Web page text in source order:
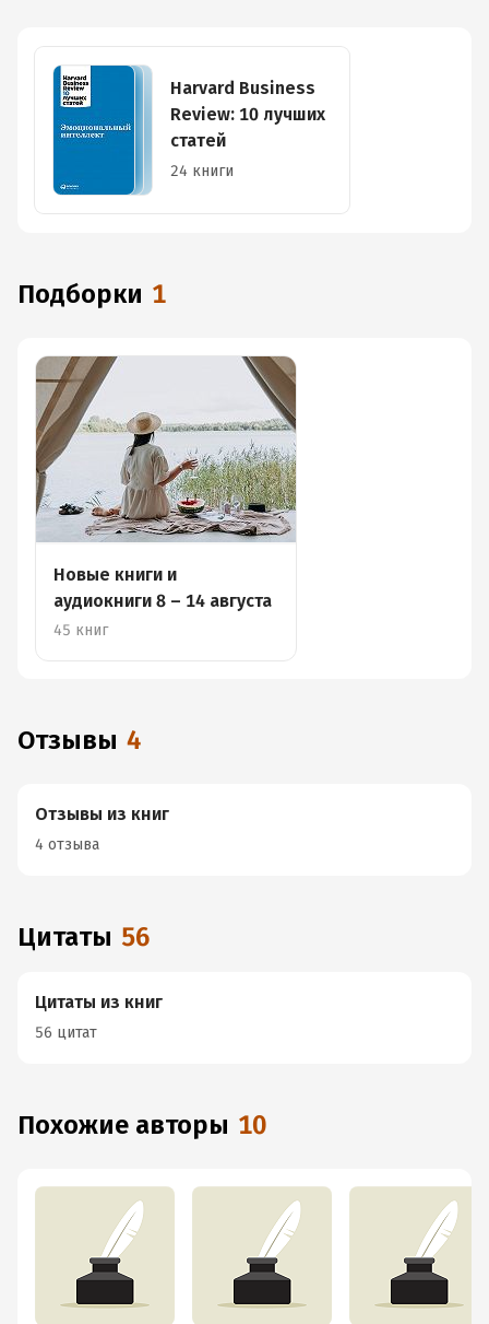
Harvard Business
Review: 10 лучших
статей
24 книги
Подборки 1
Новые книги и
аудиокниги 8 – 14 августа
45 книг
Отзывы 4
Отзывы из книг
4 отзыва
Цитаты 56
Цитаты из книг
56 цитат
Похожие авторы 10